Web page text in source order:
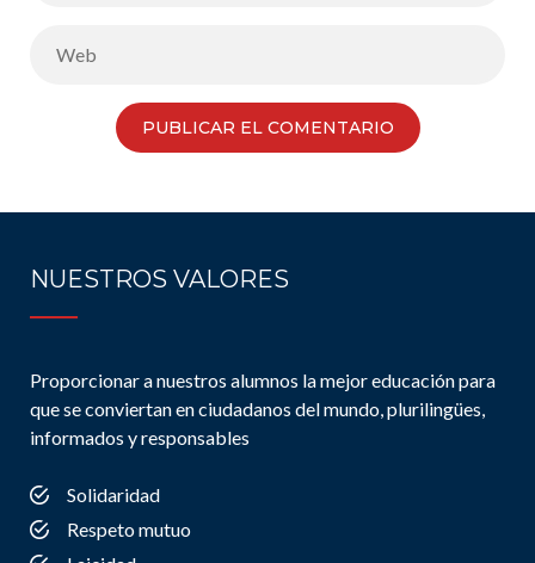
NUESTROS VALORES
Proporcionar a nuestros alumnos la mejor educación para
que se conviertan en ciudadanos del mundo, plurilingües,
informados y responsables
Solidaridad
Respeto mutuo